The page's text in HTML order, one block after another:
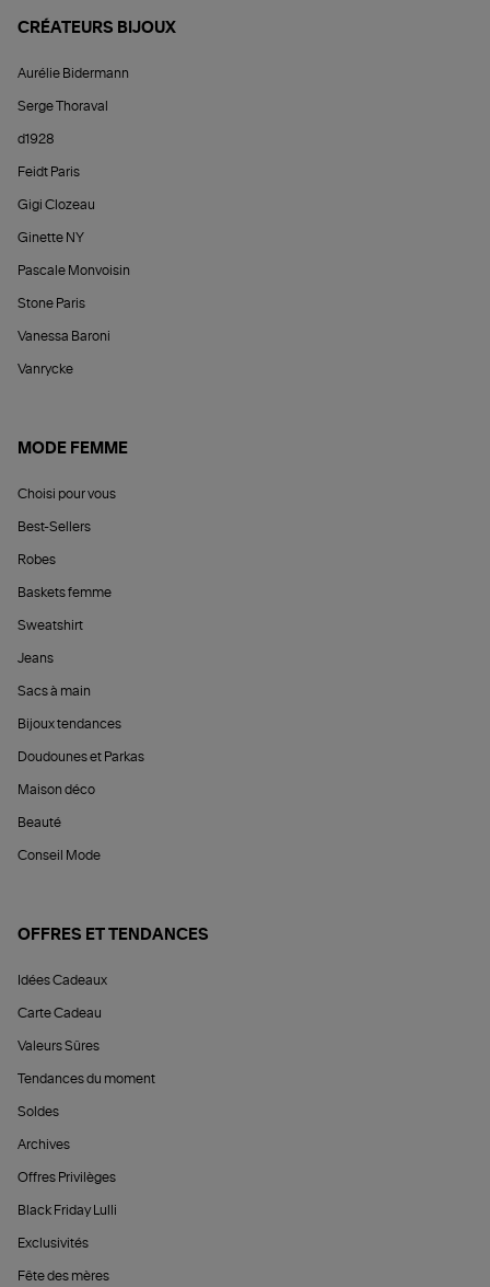
CRÉATEURS BIJOUX
Aurélie Bidermann
Serge Thoraval
d1928
Feidt Paris
Gigi Clozeau
Ginette NY
Pascale Monvoisin
Stone Paris
Vanessa Baroni
Vanrycke
MODE FEMME
Choisi pour vous
Best-Sellers
Robes
Baskets femme
Sweatshirt
Jeans
Sacs à main
Bijoux tendances
Doudounes et Parkas
Maison déco
Beauté
Conseil Mode
OFFRES ET TENDANCES
Idées Cadeaux
Carte Cadeau
Valeurs Sûres
Tendances du moment
Soldes
Archives
Offres Privilèges
Black Friday Lulli
Exclusivités
Fête des mères